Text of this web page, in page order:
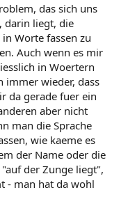
das sich uns
darin liegt, die
Worte fassen zu
Auch wenn es mir
in Woertern
immer wieder, dass
da gerade fuer ein
aber nicht
man die Sprache
wie kaeme es
der Name oder die
der Zunge liegt",
- man hat da wohl